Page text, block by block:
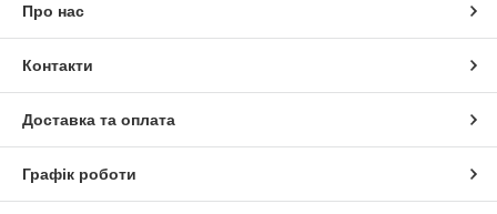
Про нас
Контакти
Доставка та оплата
Графік роботи